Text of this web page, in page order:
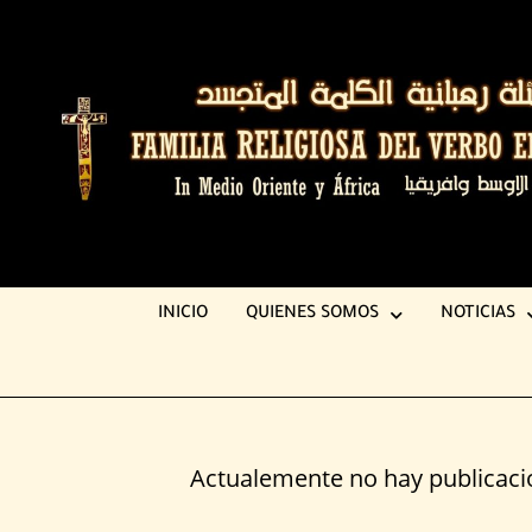
INICIO QUIENES SOMOS NOTICIAS
Actualemente no hay